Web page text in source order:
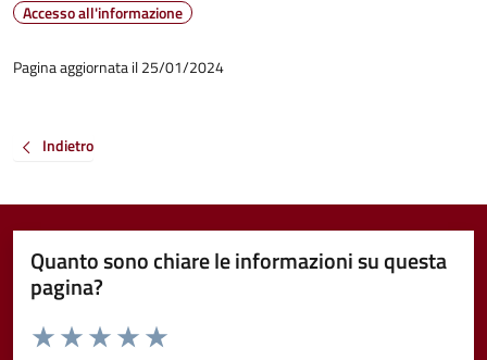
Accesso all'informazione
Pagina aggiornata il 25/01/2024
Indietro
Quanto sono chiare le informazioni su questa
pagina?
Valuta da 1 a 5 stelle la pagina